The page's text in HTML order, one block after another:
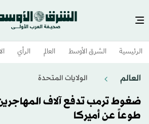
الرئيسية الشرق الأوسط​ العالم الرأي
العالم الولايات المتحدة​
ضغوط ترمب تدفع آلاف
طوعاً عن أميركا